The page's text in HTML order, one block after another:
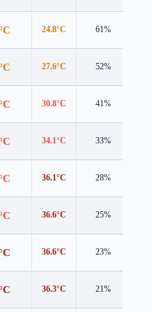
24.8°C 61%
27.6°C 52%
30.8°C 41%
34.1°C 33%
36.1°C 28%
36.6°C 25%
36.6°C 23%
36.3°C 21%